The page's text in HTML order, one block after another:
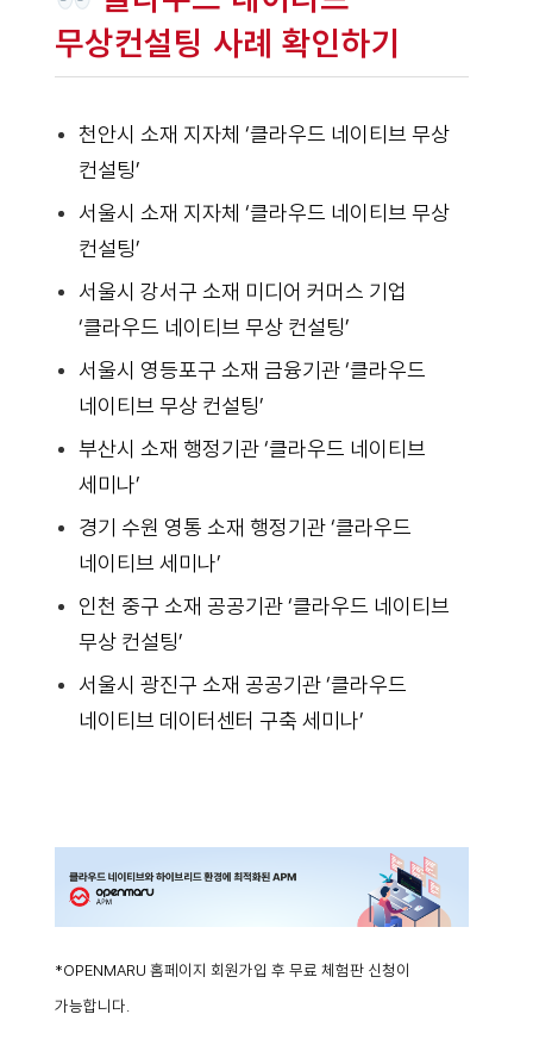
무상컨설팅 사례 확인하기
천안시 소재 지자체 ‘클라우드 네이티브 무상
컨설팅’
서울시 소재 지자체 ‘클라우드 네이티브 무상
컨설팅’
서울시 강서구 소재 미디어 커머스 기업
‘클라우드 네이티브 무상 컨설팅’
서울시 영등포구 소재 금융기관 ‘클라우드
네이티브 무상 컨설팅’
부산시 소재 행정기관 ‘클라우드 네이티브
세미나’
경기 수원 영통 소재 행정기관 ‘클라우드
네이티브 세미나’
인천 중구 소재 공공기관 ‘클라우드 네이티브
무상 컨설팅’
서울시 광진구 소재 공공기관 ‘클라우드
네이티브 데이터센터 구축 세미나’
*OPENMARU 홈페이지 회원가입 후 무료 체험판 신청이
가능합니다.